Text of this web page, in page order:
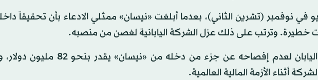
(تشرين الثاني)، بعدما أبلغت «نيسان» ممثلي الادعاء بأن تحقيقاً
خطيرة. وترتب على ذلك عزل الشركة اليابانية لغصن من منصبه.
ويواجه غصن اتهامات جنائية في اليابان لعدم إفصاحه عن جزء من دخله
أثناء الأزمة المالية العالمية.